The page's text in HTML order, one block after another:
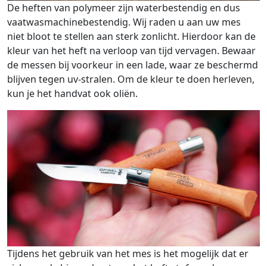
De heften van polymeer zijn waterbestendig en dus
vaatwasmachinebestendig. Wij raden u aan uw mes
niet bloot te stellen aan sterk zonlicht. Hierdoor kan de
kleur van het heft na verloop van tijd vervagen. Bewaar
de messen bij voorkeur in een lade, waar ze beschermd
blijven tegen uv-stralen. Om de kleur te doen herleven,
kun je het handvat ook oliën.
Tijdens het gebruik van het mes is het mogelijk dat er